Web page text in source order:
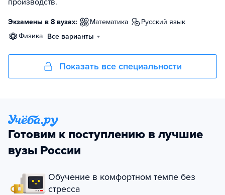
Экзамены в 8 вузах: математика
русский язык
физика Все варианты
Показать все специальности
Готовим к поступлению в лучшие
вузы России
Обучение в комфортном темпе без
стресса